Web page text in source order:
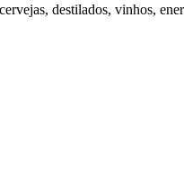
destilados, vinhos,